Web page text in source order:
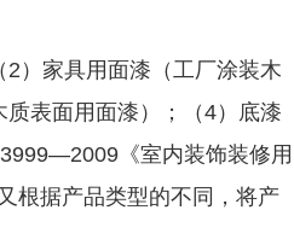
2）家具用面漆（工厂涂装木
表面用面漆）；（4）底漆
《室内装饰装修用
根据产品类型的不同，将产